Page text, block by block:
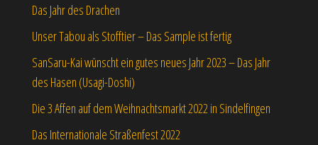
Das Jahr des Drachen
Unser Tabou als Stofftier – Das Sample ist fertig
SanSaru-Kai wünscht ein gutes neues Jahr 2023 – Das Jahr
des Hasen (Usagi-Doshi)
Die 3 Affen auf dem Weihnachtsmarkt 2022 in Sindelfingen
Das Internationale Straßenfest 2022